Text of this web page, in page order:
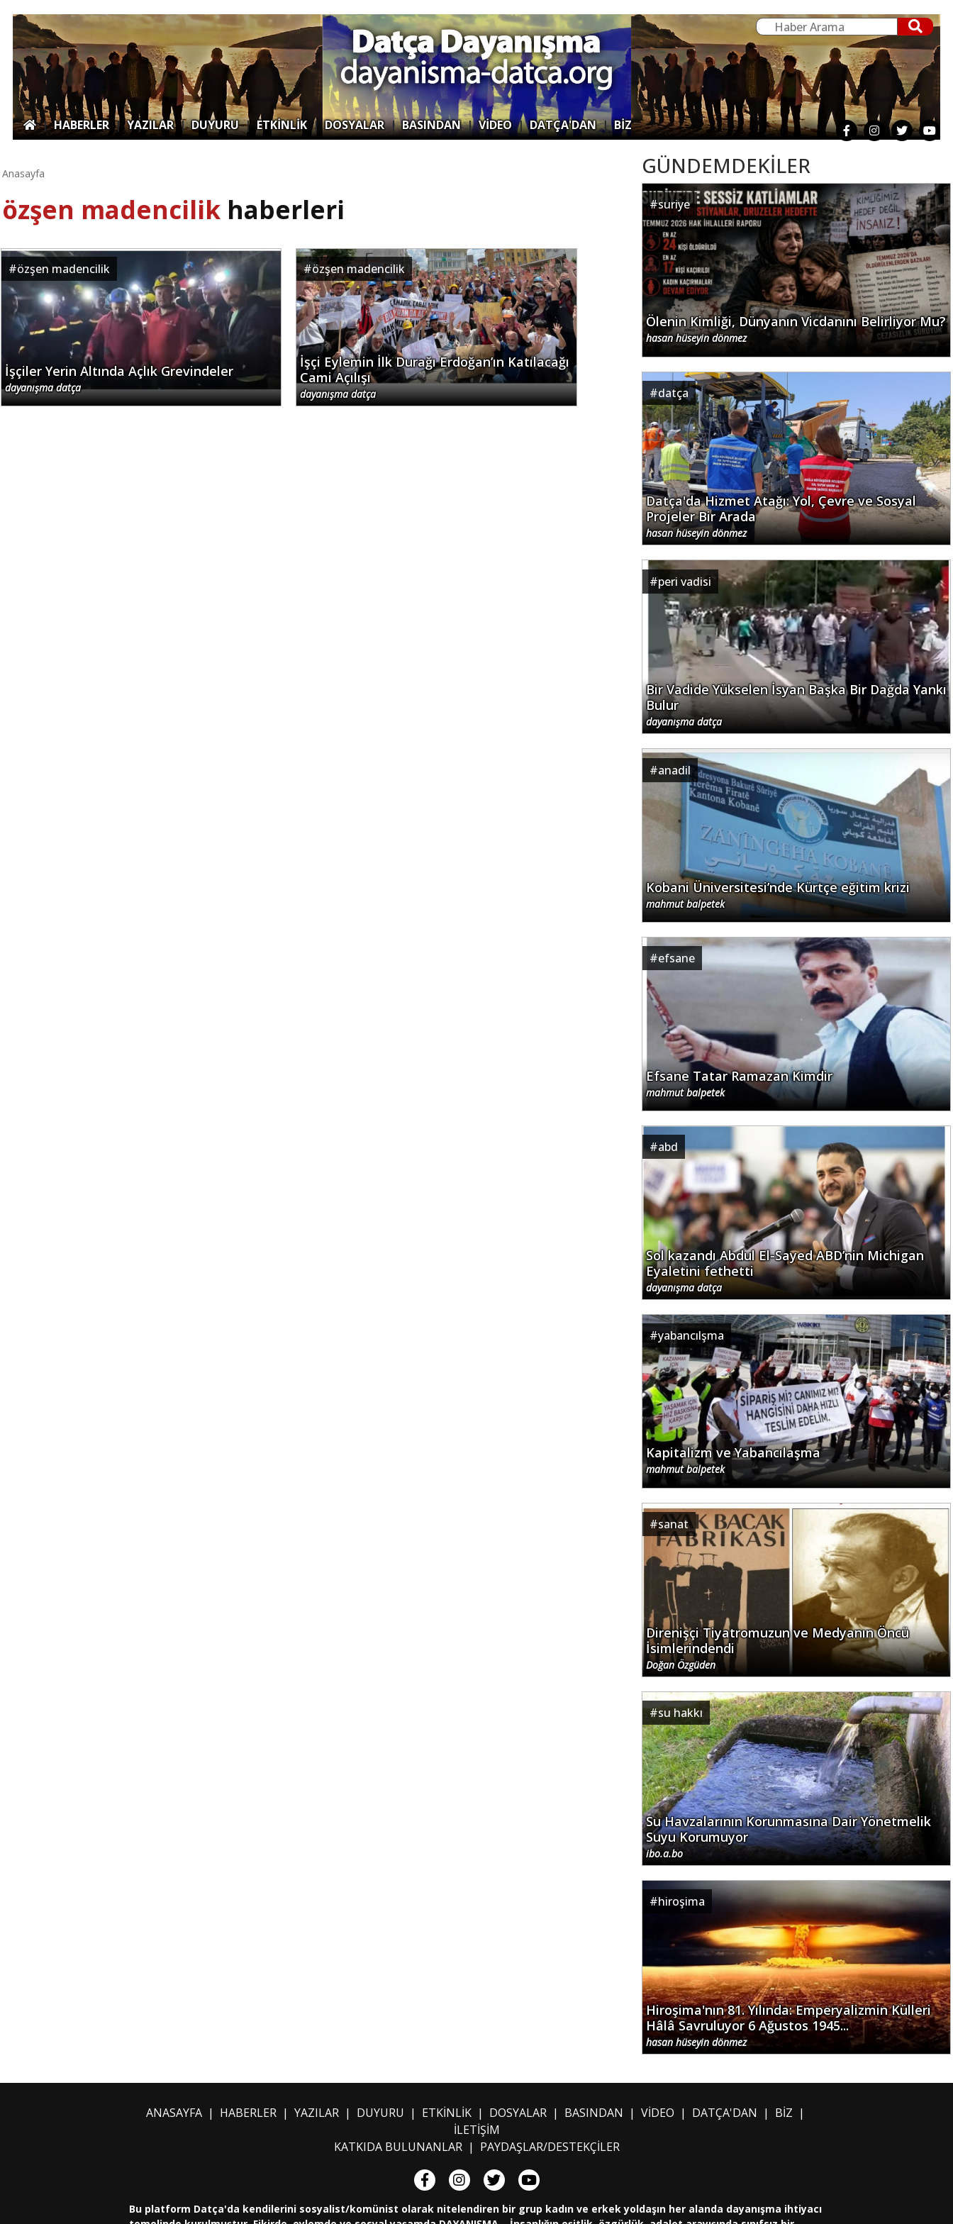
|HABERLER|YAZILAR|DUYURU| ETKİNLİK |DOSYALAR|BASINDAN|VİDEO|DATÇA'DAN|BİZ
Anasayfa
özşen madencilik haberleri
#özşen madencilik
İşçiler Yerin Altında Açlık Grevindeler
dayanışma datça
#özşen madencilik
İşçi Eylemin İlk Durağı Erdoğan’ın Katılacağı
Cami Açılışı
dayanışma datça
GÜNDEMDEKİLER
#suriye
Ölenin Kimliği, Dünyanın Vicdanını Belirliyor Mu?
hasan hüseyin dönmez
#datça
Datça'da Hizmet Atağı: Yol, Çevre ve Sosyal
Projeler Bir Arada
hasan hüseyin dönmez
#peri vadisi
Bir Vadide Yükselen İsyan Başka Bir Dağda Yankı
Bulur
dayanışma datça
#anadil
Kobani Üniversitesi’nde Kürtçe eğitim krizi
mahmut balpetek
#efsane
Efsane Tatar Ramazan Kimdir
mahmut balpetek
#abd
Sol kazandı Abdul El-Sayed ABD’nin Michigan
Eyaletini fethetti
dayanışma datça
#yabancılşma
Kapitalizm ve Yabancılaşma
mahmut balpetek
#sanat
Direnişçi Tiyatromuzun ve Medyanın Öncü
İsimlerindendi
Doğan Özgüden
#su hakkı
Su Havzalarının Korunmasına Dair Yönetmelik
Suyu Korumuyor
ibo.a.bo
#hiroşima
Hiroşima'nın 81. Yılında: Emperyalizmin Külleri
Hâlâ Savruluyor 6 Ağustos 1945...
hasan hüseyin dönmez
ANASAYFA| HABERLER| YAZILAR| DUYURU | ETKİNLİK| DOSYALAR| BASINDAN | VİDEO | DATÇA'DAN | BİZ |
İLETİŞİM
KATKIDA BULUNANLAR| PAYDAŞLAR/DESTEKÇİLER
Bu platform Datça'da kendilerini sosyalist/komünist olarak nitelendiren bir grup kadın ve erkek yoldaşın her alanda dayanışma ihtiyacı